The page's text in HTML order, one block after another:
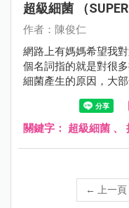
超級細菌 （SUPER
作者：陳俊仁
網路上有媽媽希望我
個名詞指的就是對很
細菌產生的原因，大
關鍵字： 超級細菌 、
← 上一頁